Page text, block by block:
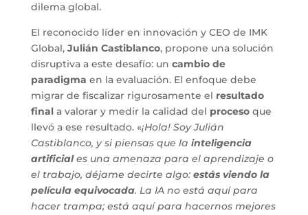
dilema global.
El reconocido líder en innovación y CEO de IMK
Global, Julián Castiblanco, propone una solución
disruptiva a este desafío: un cambio de
paradigma en la evaluación. El enfoque debe
migrar de fiscalizar rigurosamente el resultado
finala valorar y medir la calidad del procesoque
llevó a ese resultado. «¡Hola! Soy Julián
Castiblanco, y si piensas que la inteligencia
artificiales una amenaza para el aprendizaje o
el trabajo, déjame decirte algo: estás viendo la
película equivocada. La IA no está aquí para
hacer trampa; está aquí para hacernos mejores